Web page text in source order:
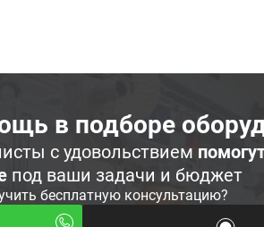
в подборе
с удовольствием
под ваши задачи и бюджет
бесплатную консультацию?